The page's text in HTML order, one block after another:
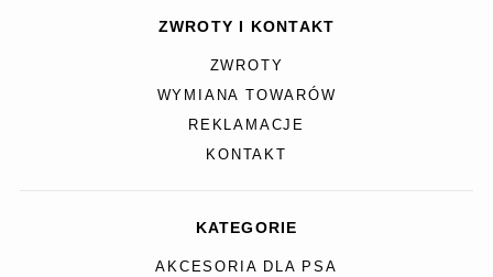
ZWROTY I KONTAKT
ZWROTY
WYMIANA TOWARÓW
REKLAMACJE
KONTAKT
KATEGORIE
AKCESORIA DLA PSA